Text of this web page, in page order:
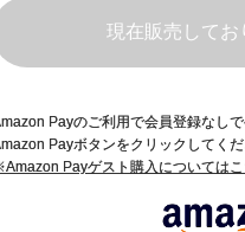
現在販売してお
Payのご利用で会員登録なし
Payボタンをクリックしてくだ
Payゲスト購入についてはこ